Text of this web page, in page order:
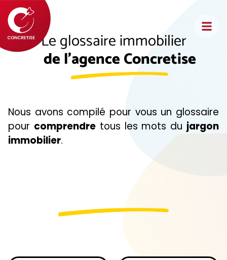
Le glossaire immobilier
de l'agence Concretise
Nous avons compilé pour vous un glossaire
pour comprendretous les mots du jargon
immobilier.